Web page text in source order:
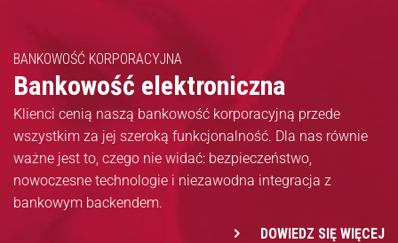
BANKOWOŚĆ KORPORACYJNA
Bankowość elektroniczna
Klienci cenią naszą bankowość korporacyjną przede
wszystkim za jej szeroką funkcjonalność. Dla nas równie
ważne jest to, czego nie widać: bezpieczeństwo,
nowoczesne technologie i niezawodna integracja z
bankowym backendem.
DOWIEDZ SIĘ WIĘCEJ